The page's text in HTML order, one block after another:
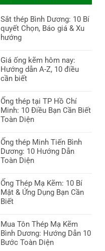
Sắt thép Bình Dương: 10 Bí
quyết Chọn, Báo giá & Xu
hướng
có
bình
luận
Sắt
thép
Bình
Dương:
Bí
quyết
Chọn,
giá
&
Xu
hướng
Giá ống kẽm hôm nay:
Hướng dẫn A-Z, 10 điều
cần biết
có
bình
luận
Giá
ống
kẽm
hôm
Hướng
dẫn
A-
điều
cần
biết
Ống thép tại TP Hồ Chí
Minh: 10 Điều Bạn Cần Biết
Toàn Diện
có
bình
luận
Ống
thép
tại
TP
Chí
Minh:
10
Ống thép Minh Tiến Bình
Dương: 10 Hướng Dẫn
Toàn Diện
có
bình
luận
thép
Minh
Tiến
Ống Thép Mạ Kẽm: 10 Bí
Mật & Ứng Dụng Bạn Cần
Biết
có
bình
luận
Mua Tôn Thép Mạ Kẽm
Bình Dương: Hướng Dẫn 10
Bước Toàn Diện